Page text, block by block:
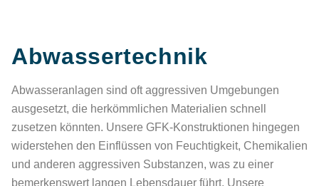
Abwassertechnik
Abwasseranlagen sind oft aggressiven Umgebungen
ausgesetzt, die herkömmlichen Materialien schnell
zusetzen könnten. Unsere GFK-Konstruktionen hingegen
widerstehen den Einflüssen von Feuchtigkeit, Chemikalien
und anderen aggressiven Substanzen, was zu einer
bemerkenswert langen Lebensdauer führt. Unsere